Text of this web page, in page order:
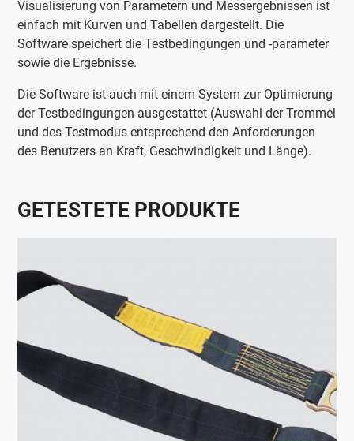
Visualisierung von Parametern und Messergebnissen ist
einfach mit Kurven und Tabellen dargestellt. Die
Software speichert die Testbedingungen und -parameter
sowie die Ergebnisse.
Die Software ist auch mit einem System zur Optimierung
der Testbedingungen ausgestattet (Auswahl der Trommel
und des Testmodus entsprechend den Anforderungen
des Benutzers an Kraft, Geschwindigkeit und Länge).
GETESTETE PRODUKTE